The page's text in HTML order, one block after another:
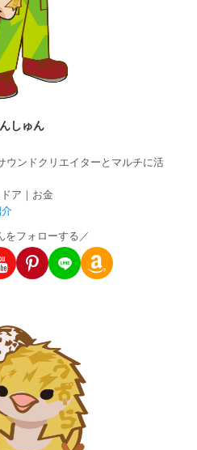
しゅん
ウンドクリエイターとマルチに活
ア｜お金
をフォローする／